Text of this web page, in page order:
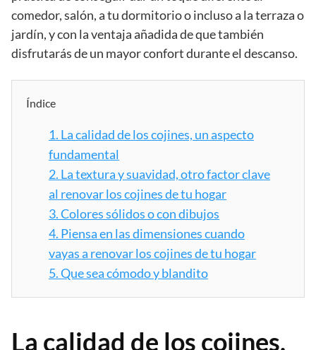
comedor, salón, a tu dormitorio o incluso a la terraza o
jardín, y con la ventaja añadida de que también
disfrutarás de un mayor confort durante el descanso.
Índice
1. La calidad de los cojines, un aspecto
fundamental
2. La textura y suavidad, otro factor clave
al renovar los cojines de tu hogar
3.Colores sólidos o con dibujos
4. Piensa en las dimensiones cuando
vayas a renovar los cojines de tu hogar
5.Que sea cómodo y blandito
La calidad de los cojines,